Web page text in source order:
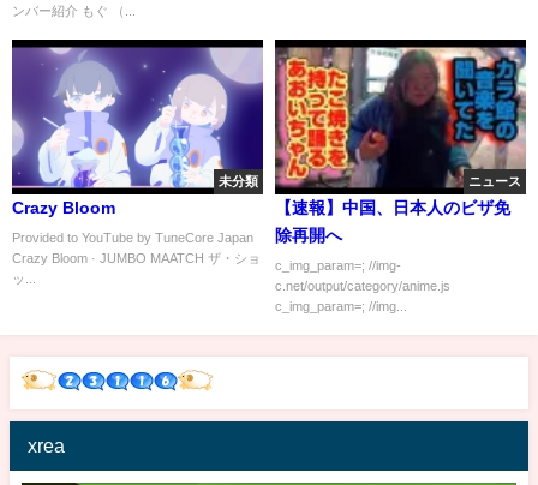
ンバー紹介 もぐ （...
未分類
Crazy Bloom
Provided to YouTube by TuneCore Japan
Crazy Bloom · JUMBO MAATCH ザ・ショ
ッ...
ニュース
【速報】中国、日本人のビザ免
除再開へ
c_img_param=; //img-
c.net/output/category/anime.js
c_img_param=; //img...
xrea